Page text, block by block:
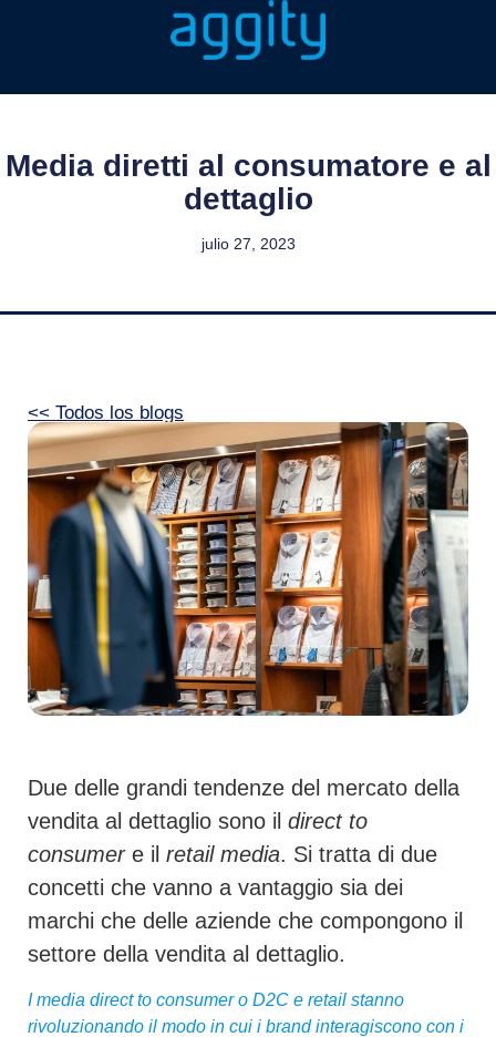
Media diretti al consumatore e al
dettaglio
julio 27, 2023
<< Todos los blogs
Due delle grandi tendenze del mercato della
vendita al dettaglio sono il direct to
consumere il retail media. Si tratta di due
concetti che vanno a vantaggio sia dei
marchi che delle aziende che compongono il
settore della vendita al dettaglio.
I media direct to consumer o D2C e retail stanno
rivoluzionando il modo in cui i brand interagiscono con i